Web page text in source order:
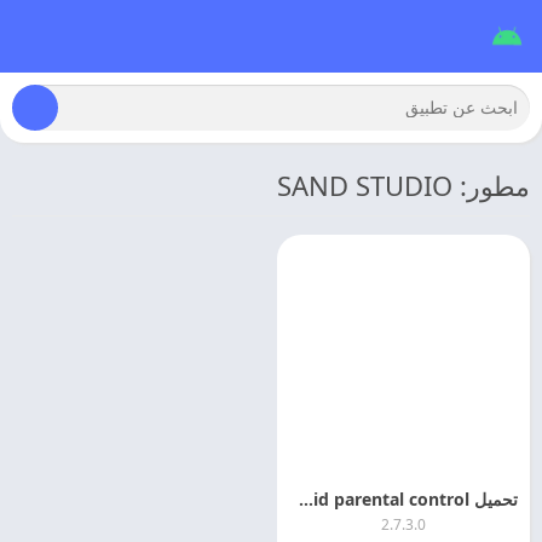
مطور: SAND STUDIO
تحميل airdroid parental control مهكر 2026 اخر تحديث مجانا
2.7.3.0